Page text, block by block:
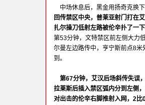
中场休息后，黑金用扬奇克换
回传禁区中央，普莱亚射门打在
扎尔操刀低射左路被伦辛扑了一
第53分钟，文特禁区前左侧大力
尔曼左边路传中，亨宁斯前点8
到。
第67分钟，艾汉后场斜传失误
拉莱斯后插入禁区弧内分到左侧
对出击的伦辛右脚推射入网，2